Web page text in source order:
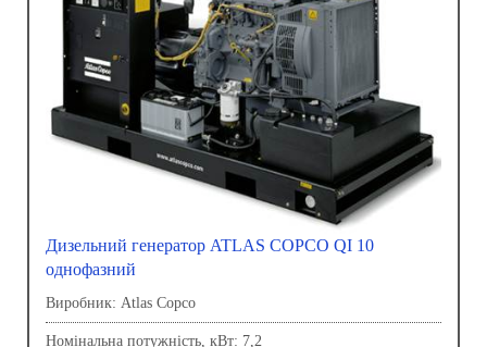
Дизельний генератор ATLAS COPCO QI 10
однофазний
Виробник: Atlas Copco
Номінальна потужність, кВт: 7,2